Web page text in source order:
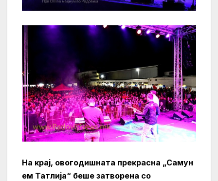
На крај, овогодишната прекрасна „Самун
ем Татлија“ беше затворена со